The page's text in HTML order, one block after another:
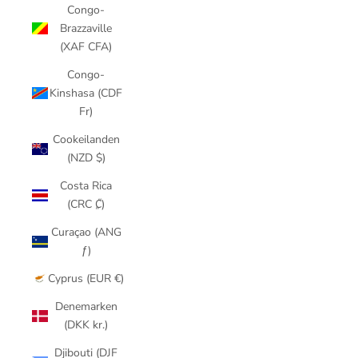
Congo-
Brazzaville
(XAF CFA)
Congo-
Kinshasa (CDF
Fr)
Cookeilanden
(NZD $)
Costa Rica
(CRC ₡)
Curaçao (ANG
ƒ)
Cyprus (EUR €)
Denemarken
(DKK kr.)
Djibouti (DJF